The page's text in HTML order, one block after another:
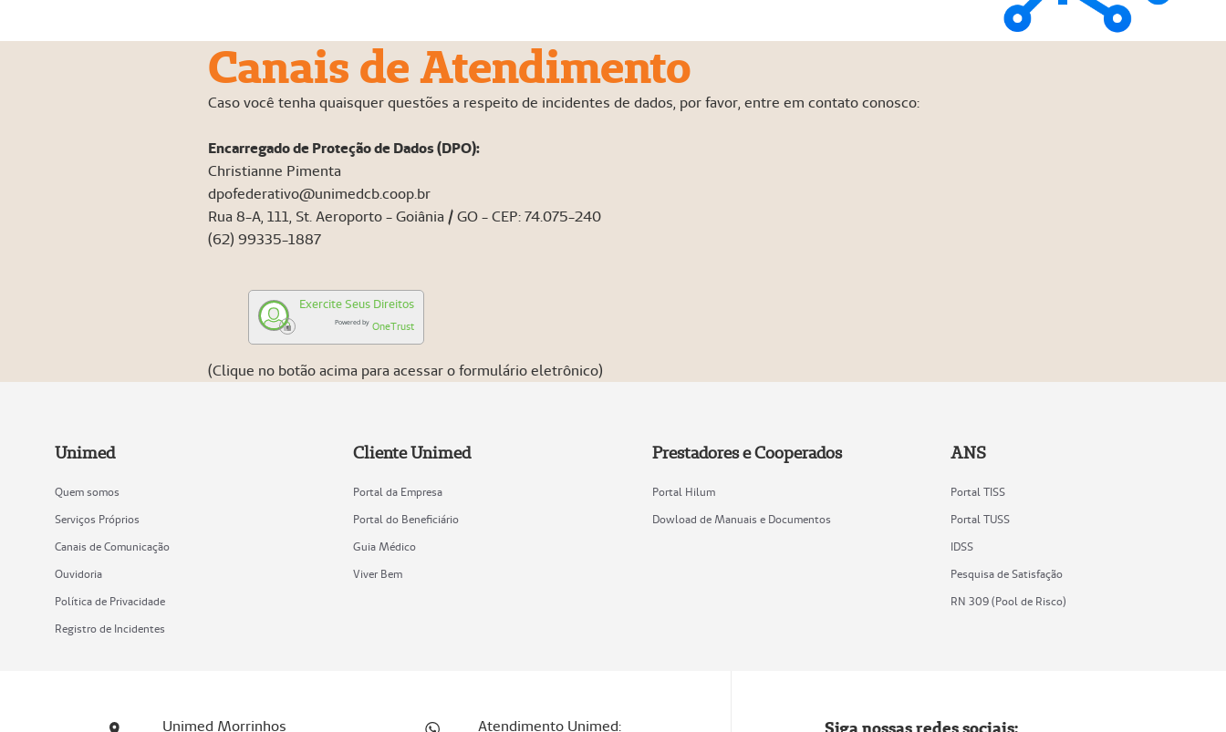
Canais de Atendimento
Caso você tenha quaisquer questões a respeito de incidentes de dados, por favor, entre em contato conosco:
Encarregado de Proteção de Dados (DPO):
Christianne Pimenta
dpofederativo@unimedcb.coop.br
Rua 8-A, 111, St. Aeroporto - Goiânia / GO - CEP: 74.075-240
(62) 99335-1887
Exercite Seus Direitos
Powered by OneTrust
(Clique no botão acima para acessar o formulário eletrônico)
Unimed
Quem somos
Serviços Próprios
Canais de Comunicação
Ouvidoria
Política de Privacidade
Registro de Incidentes
Cliente Unimed
Portal da Empresa
Portal do Beneficiário
Guia Médico
Viver Bem
Prestadores e Cooperados
Portal Hilum
Dowload de Manuais e Documentos
ANS
Portal TISS
Portal TUSS
IDSS
Pesquisa de Satisfação
RN 309 (Pool de Risco)
Unimed Morrinhos Atendimento Unimed: